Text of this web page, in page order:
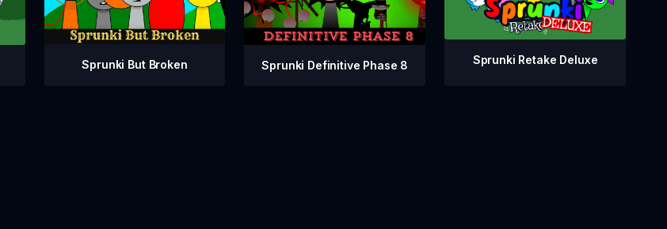
Sprunki But Broken Sprunki Definitive Phase 8 Sprunki Retake Deluxe